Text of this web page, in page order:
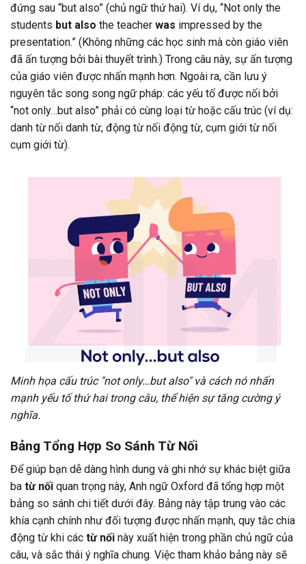
đứng sau “but also” (chủ ngữ thứ hai). Ví dụ, “Not only the
students but also the teacher was impressed by the
presentation.” (Không những các học sinh mà còn giáo viên
đã ấn tượng bởi bài thuyết trình.) Trong câu này, sự ấn tượng
của giáo viên được nhấn mạnh hơn. Ngoài ra, cần lưu ý
nguyên tắc song song ngữ pháp: các yếu tố được nối bởi
“not only…but also” phải có cùng loại từ hoặc cấu trúc (ví dụ:
danh từ nối danh từ, động từ nối động từ, cụm giới từ nối
cụm giới từ).
Minh họa cấu trúc "not only…but also" và cách nó nhấn
mạnh yếu tố thứ hai trong câu, thể hiện sự tăng cường ý
nghĩa.
Bảng Tổng Hợp So Sánh Từ Nối
Để giúp bạn dễ dàng hình dung và ghi nhớ sự khác biệt giữa
ba từ nối quan trọng này, Anh ngữ Oxford đã tổng hợp một
bảng so sánh chi tiết dưới đây. Bảng này tập trung vào các
khía cạnh chính như đối tượng được nhấn mạnh, quy tắc chia
động từ khi các từ nối này xuất hiện trong phần chủ ngữ của
câu, và sắc thái ý nghĩa chung. Việc tham khảo bảng này sẽ